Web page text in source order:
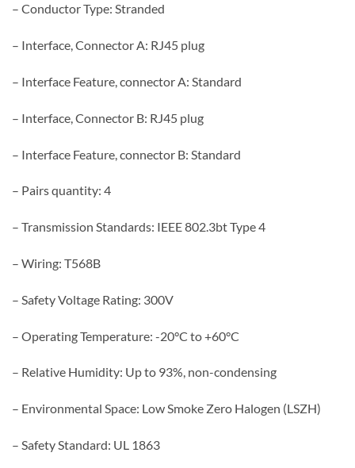
– Conductor Type: Stranded
– Interface, Connector A: RJ45 plug
– Interface Feature, connector A: Standard
– Interface, Connector B: RJ45 plug
– Interface Feature, connector B: Standard
– Pairs quantity: 4
– Transmission Standards: IEEE 802.3bt Type 4
– Wiring: T568B
– Safety Voltage Rating: 300V
– Operating Temperature: -20°C to +60°C
– Relative Humidity: Up to 93%, non-condensing
– Environmental Space: Low Smoke Zero Halogen (LSZH)
– Safety Standard: UL 1863